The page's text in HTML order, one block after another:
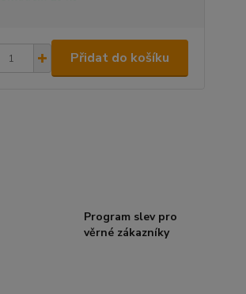
Přidat do košíku
Program slev pro
věrné zákazníky